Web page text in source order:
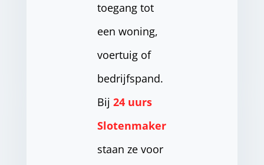
toegang tot
een woning,
voertuig of
bedrijfspand.
Bij 24 uurs
Slotenmaker
staan ze voor